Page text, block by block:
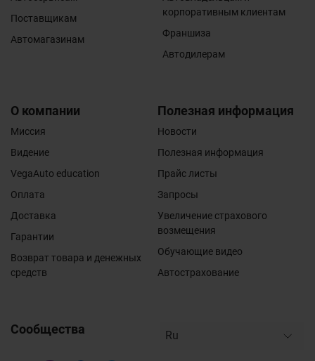
Поставщикам
Автомагазинам
корпоративным клиентам
Франшиза
Автодилерам
О компании
Миссия
Видение
VegaAuto education
Оплата
Доставка
Гарантии
Возврат товара и денежных
средств
Полезная информация
Новости
Полезная информация
Прайс листы
Запросы
Увеличение страхового
возмещения
Обучающие видео
Автострахование
Сообщества